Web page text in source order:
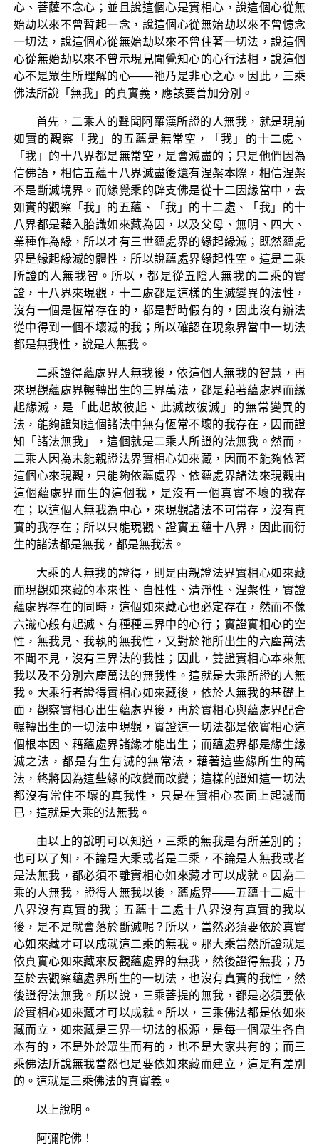
心、菩薩不念心；並且說這個心是實相心，說這個心從無
始劫以來不曾暫起一念，說這個心從無始劫以來不曾憶念
一切法，說這個心從無始劫以來不曾住著一切法，說這個
心從無始劫以來不曾示現見聞覺知心的心行法相，說這個
心不是眾生所理解的心——祂乃是非心之心。因此，三乘
佛法所說「無我」的真實義，應該要善加分別。
首先，二乘人的聲聞阿羅漢所證的人無我，就是現前
如實的觀察「我」的五蘊是無常空，「我」的十二處、
「我」的十八界都是無常空，是會滅盡的；只是他們因為
信佛語，相信五蘊十八界滅盡後還有涅槃本際，相信涅槃
不是斷滅境界。而緣覺乘的辟支佛是從十二因緣當中，去
如實的觀察「我」的五蘊、「我」的十二處、「我」的十
八界都是藉入胎識如來藏為因，以及父母、無明、四大、
業種作為緣，所以才有三世蘊處界的緣起緣滅；既然蘊處
界是緣起緣滅的體性，所以說蘊處界緣起性空。這是二乘
所證的人無我智。所以，都是從五陰人無我的二乘的實
證，十八界來現觀，十二處都是這樣的生滅變異的法性，
沒有一個是恆常存在的，都是暫時假有的，因此沒有辦法
從中得到一個不壞滅的我；所以確認在現象界當中一切法
都是無我性，說是人無我。
二乘證得蘊處界人無我後，依這個人無我的智慧，再
來現觀蘊處界輾轉出生的三界萬法，都是藉著蘊處界而緣
起緣滅，是「此起故彼起、此滅故彼滅」的無常變異的
法，能夠證知這個諸法中無有恆常不壞的我存在，因而證
知「諸法無我」，這個就是二乘人所證的法無我。然而，
二乘人因為未能親證法界實相心如來藏，因而不能夠依著
這個心來現觀，只能夠依蘊處界、依蘊處界諸法來現觀由
這個蘊處界而生的這個我，是沒有一個真實不壞的我存
在；以這個人無我為中心，來現觀諸法不可常存，沒有真
實的我存在；所以只能現觀、證實五蘊十八界，因此而衍
生的諸法都是無我，都是無我法。
大乘的人無我的證得，則是由親證法界實相心如來藏
而現觀如來藏的本來性、自性性、清淨性、涅槃性，實證
蘊處界存在的同時，這個如來藏心也必定存在，然而不像
六識心般有起滅、有種種三界中的心行；實證實相心的空
性，無我見、我執的無我性，又對於祂所出生的六塵萬法
不聞不見，沒有三界法的我性；因此，雙證實相心本來無
我以及不分別六塵萬法的無我性。這就是大乘所證的人無
我。大乘行者證得實相心如來藏後，依於人無我的基礎上
面，觀察實相心出生蘊處界後，再於實相心與蘊處界配合
輾轉出生的一切法中現觀，實證這一切法都是依實相心這
個根本因、藉蘊處界諸緣才能出生；而蘊處界都是緣生緣
滅之法，都是有生有滅的無常法，藉著這些緣所生的萬
法，終將因為這些緣的改變而改變；這樣的證知這一切法
都沒有常住不壞的真我性，只是在實相心表面上起滅而
已，這就是大乘的法無我。
由以上的說明可以知道，三乘的無我是有所差別的；
也可以了知，不論是大乘或者是二乘，不論是人無我或者
是法無我，都必須不離實相心如來藏才可以成就。因為二
乘的人無我，證得人無我以後，蘊處界——五蘊十二處十
八界沒有真實的我；五蘊十二處十八界沒有真實的我以
後，是不是就會落於斷滅呢？所以，當然必須要依於真實
心如來藏才可以成就這二乘的無我。那大乘當然所證就是
依真實心如來藏來反觀蘊處界的無我，然後證得無我；乃
至於去觀察蘊處界所生的一切法，也沒有真實的我性，然
後證得法無我。所以說，三乘菩提的無我，都是必須要依
於實相心如來藏才可以成就。所以，三乘佛法都是依如來
藏而立，如來藏是三界一切法的根源，是每一個眾生各自
本有的，不是外於眾生而有的，也不是大家共有的；而三
乘佛法所說無我當然也是要依如來藏而建立，這是有差別
的。這就是三乘佛法的真實義。
以上說明。
阿彌陀佛！